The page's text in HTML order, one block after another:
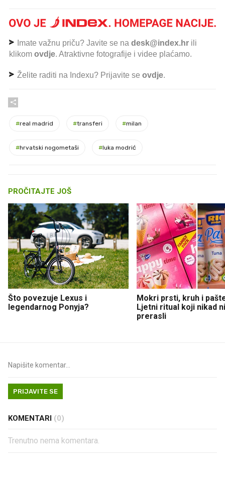
Imate važnu priču? Javite se na desk@index.hr ili
klikom ovdje. Atraktivne fotografije i videe plaćamo.
Želite raditi na Indexu? Prijavite se ovdje.
#real madrid #transferi #milan
#hrvatski nogometaši #luka modrić
PROČITAJTE JOŠ
Što povezuje Lexus i
legendarnog Ponyja?
Mokri prsti, kruh i
Ljetni ritual koji nikad
prerasli
PRIJAVITE SE
KOMENTARI (0)
Trenutno nema komentara.